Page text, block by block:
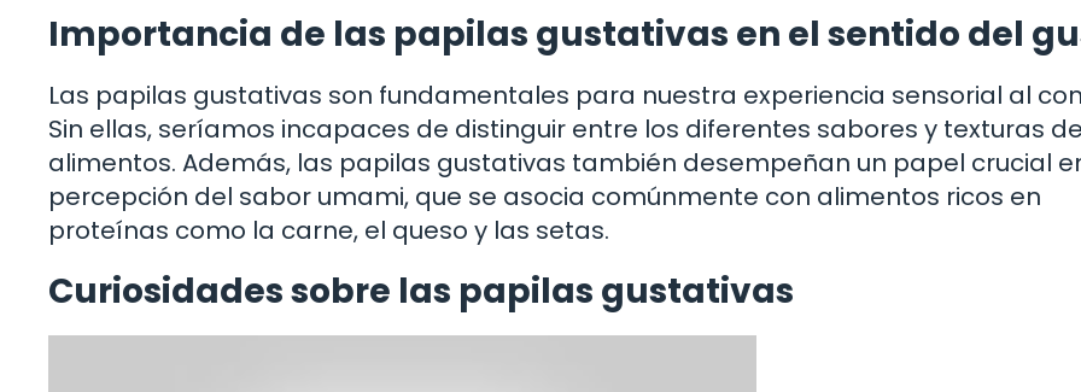
Importancia de las papilas gustativas en el sentido del
Las papilas gustativas son fundamentales para nuestra experiencia sensorial al
Sin ellas, seríamos incapaces de distinguir entre los diferentes sabores y texturas
alimentos. Además, las papilas gustativas también desempeñan un papel crucial
percepción del sabor umami, que se asocia comúnmente con alimentos ricos en
proteínas como la carne, el queso y las setas.
Curiosidades sobre las papilas gustativas